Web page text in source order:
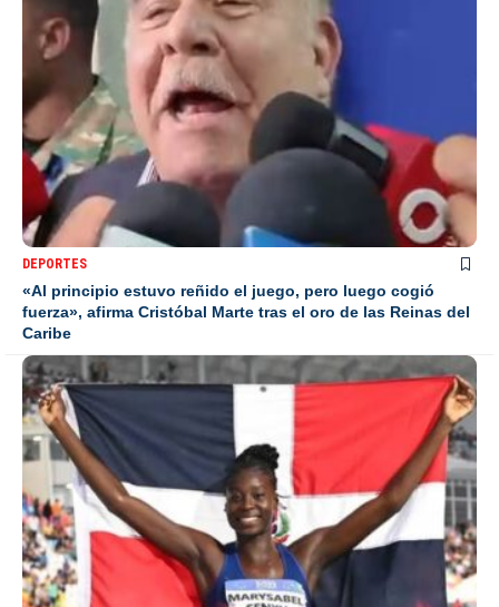
DEPORTES
«Al principio estuvo reñido el juego, pero luego cogió
fuerza», afirma Cristóbal Marte tras el oro de las Reinas del
Caribe